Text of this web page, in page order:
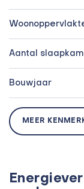
Aantal
Bouwjaar
MEER